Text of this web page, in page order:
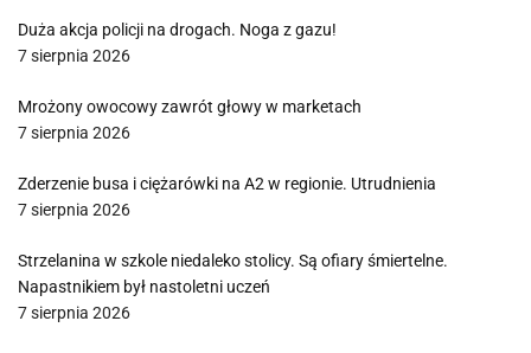
Duża akcja policji na drogach. Noga z gazu!
7 sierpnia 2026
Mrożony owocowy zawrót głowy w marketach
7 sierpnia 2026
Zderzenie busa i ciężarówki na A2 w regionie. Utrudnienia
7 sierpnia 2026
Strzelanina w szkole niedaleko stolicy. Są ofiary śmiertelne.
Napastnikiem był nastoletni uczeń
7 sierpnia 2026